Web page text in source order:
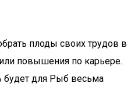
плоды своих трудов в
повышения по карьере.
будет для Рыб весьма